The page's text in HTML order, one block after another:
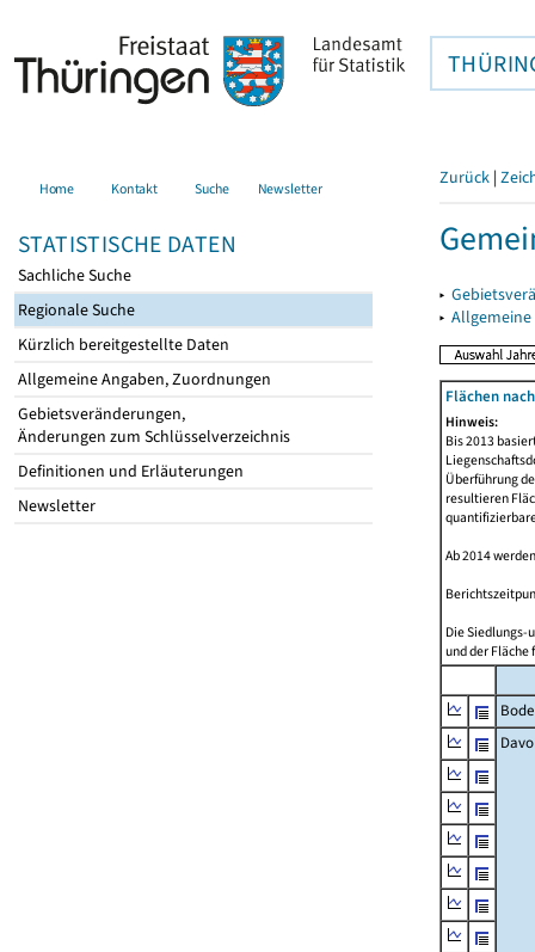
Home Kontakt Suche Newsletter
STATISTISCHE DATEN
Sachliche Suche
Regionale Suche
Kürzlich bereitgestellte Daten
Allgemeine Angaben, Zuordnungen
Gebietsveränderungen,
Änderungen zum Schlüsselverzeichnis
Definitionen und Erläuterungen
Newsletter
Zurück |
▸
▸
Flächen
Hinweis:
Bis 2013
Überführung
resultieren
Ab 2014
Die Siedlungs-
und der Fläche